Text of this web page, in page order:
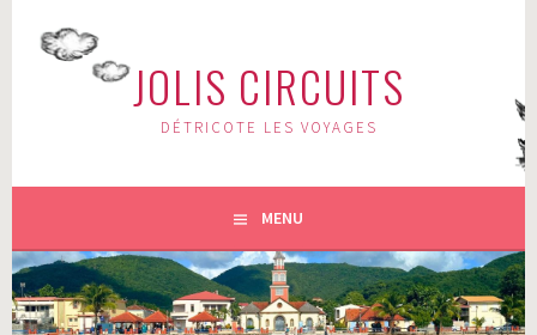
JOLIS CIRCUITS
DÉTRICOTE LES VOYAGES
MENU